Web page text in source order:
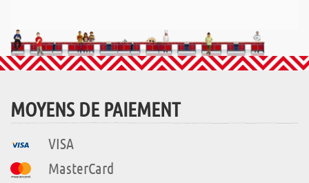
MOYENS DE PAIEMENT
VISA
MasterCard